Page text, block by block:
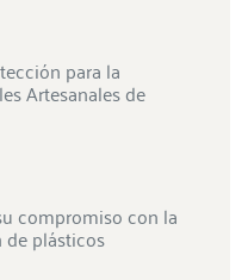
para la
Artesanales de
compromiso con la
plásticos